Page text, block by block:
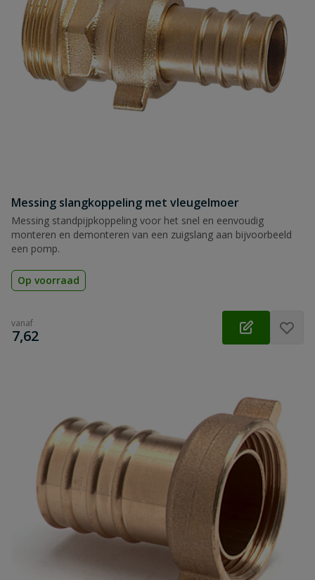
Messing slangkoppeling met vleugelmoer
Messing standpijpkoppeling voor het snel en eenvoudig
monteren en demonteren van een zuigslang aan bijvoorbeeld
een pomp.
Op voorraad
vanaf
€
7,62